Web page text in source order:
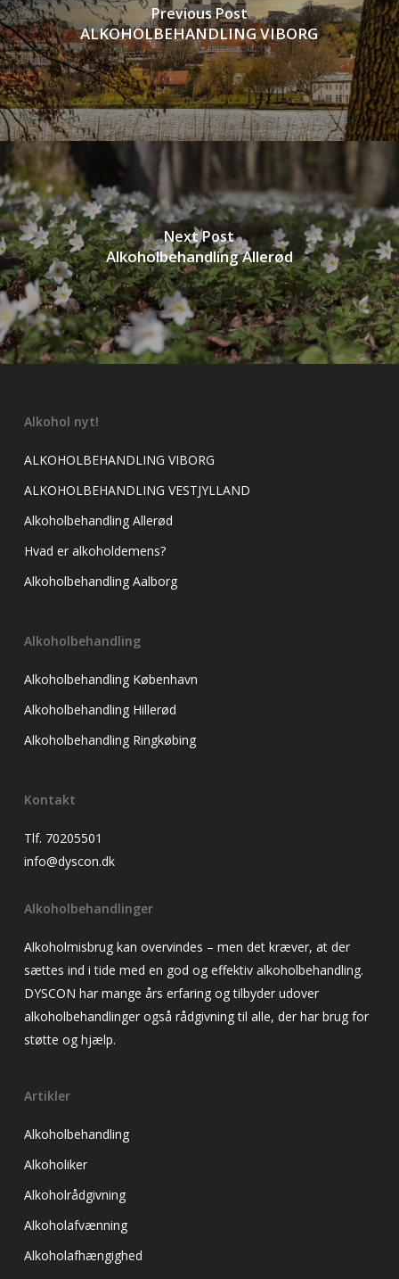
Previous Post
ALKOHOLBEHANDLING VIBORG
Next Post
Alkoholbehandling Allerød
Alkohol nyt!
ALKOHOLBEHANDLING VIBORG
ALKOHOLBEHANDLING VESTJYLLAND
Alkoholbehandling Allerød
Hvad er alkoholdemens?
Alkoholbehandling Aalborg
Alkoholbehandling
Alkoholbehandling København
Alkoholbehandling Hillerød
Alkoholbehandling Ringkøbing
Kontakt
Tlf. 70205501
info@dyscon.dk
Alkoholbehandlinger
Alkoholmisbrug kan overvindes – men det kræver, at der
sættes ind i tide med en god og effektiv alkoholbehandling.
DYSCON har mange års erfaring og tilbyder udover
alkoholbehandlinger også rådgivning til alle, der har brug for
støtte og hjælp.
Artikler
Alkoholbehandling
Alkoholiker
Alkoholrådgivning
Alkoholafvænning
Alkoholafhængighed